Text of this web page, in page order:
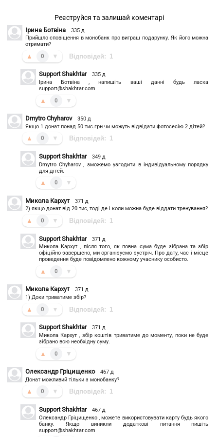
Реєструйся та залишай коментарі
Ірина Ботвіна
335 д
Прийшло сповіщення в монобанк про виграш подарунку. Як його можна
отримати?
▲ 0 ▼ Відповідей: 1
Support Shakhtar
335 д
Ірина Ботвіна , напишіть ваші данні будь ласка
support@shakhtar.com
▲ 0 ▼
Dmytro Chyharov
350 д
Якщо 1 донат понад 50 тис.грн чи можуть відвідати фотосесію 2 дітей?
▲ 0 ▼ Відповідей: 1
Support Shakhtar
349 д
Dmytro Chyharov , зможемо узгодити в індивідуальному порядку
для дітей.
▲ 0 ▼
Микола Кархут
371 д
2) якщо донат від 20 тис, тоді де і коли можна буде віддати тренування?
▲ 0 ▼ Відповідей: 1
Support Shakhtar
371 д
Микола Кархут , після того, як повна сума буде зібрана та збір
офіційно завершено, ми організуємо зустріч. Про дату, час і місце
проведення буде повідомлено кожному учаснику особисто.
▲ 0 ▼
Микола Кархут
371 д
1) Доки триватиме збір?
▲ 0 ▼ Відповідей: 1
Support Shakhtar
371 д
Микола Кархут , збір коштів триватиме до моменту, поки не буде
зібрано всю необхідну суму.
▲ 0 ▼
Олександр Гріцищенко
467 д
Донат можливий тільки з монобанку?
▲ 0 ▼ Відповідей: 1
Support Shakhtar
467 д
Олександр Гріцищенко , можете використовувати карту будь якого
банку. Якщо виникли додаткові питання пишіть
support@shakhtar.com